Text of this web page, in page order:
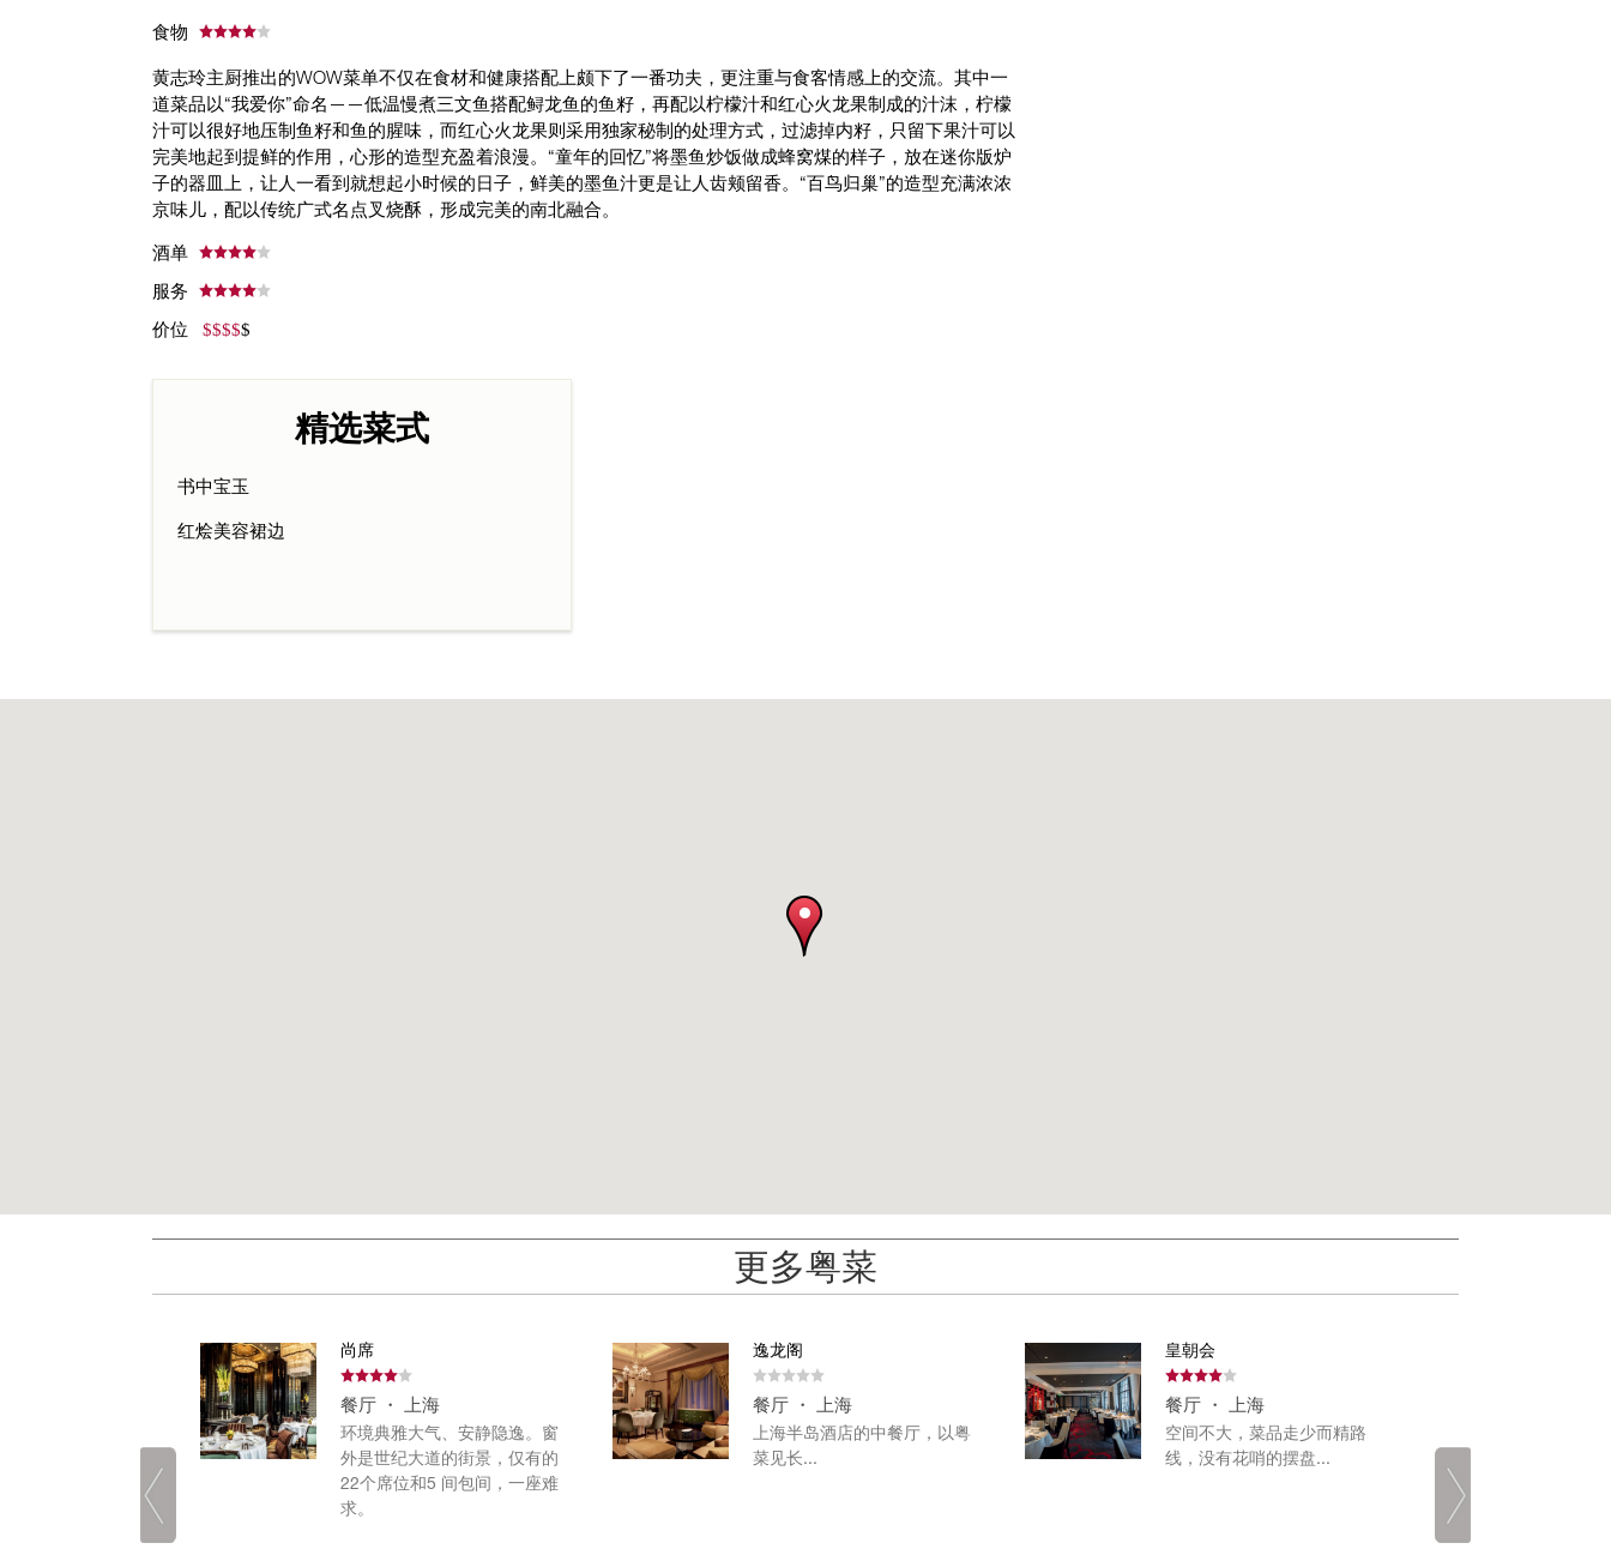
食物
黄志玲主厨推出的WOW菜单不仅在食材和健康搭配上颇下了一番功夫，更注重与食客情感上的交流。其中一
道菜品以“我爱你”命名——低温慢煮三文鱼搭配鲟龙鱼的鱼籽，再配以柠檬汁和红心火龙果制成的汁沫，柠檬
汁可以很好地压制鱼籽和鱼的腥味，而红心火龙果则采用独家秘制的处理方式，过滤掉内籽，只留下果汁可以
完美地起到提鲜的作用，心形的造型充盈着浪漫。“童年的回忆”将墨鱼炒饭做成蜂窝煤的样子，放在迷你版炉
子的器皿上，让人一看到就想起小时候的日子，鲜美的墨鱼汁更是让人齿颊留香。“百鸟归巢”的造型充满浓浓
京味儿，配以传统广式名点叉烧酥，形成完美的南北融合。
酒单
服务
价位 $$$$$
精选菜式
书中宝玉
红烩美容裙边
更多粤菜
尚席
餐厅 ・ 上海
环境典雅大气、安静隐逸。窗
外是世纪大道的街景，仅有的
22个席位和5 间包间，一座难
求。
逸龙阁
餐厅 ・ 上海
上海半岛酒店的中餐厅，以粤
菜见长...
皇朝会
餐厅 ・ 上海
空间不大，菜品走少而精路
线，没有花哨的摆盘...